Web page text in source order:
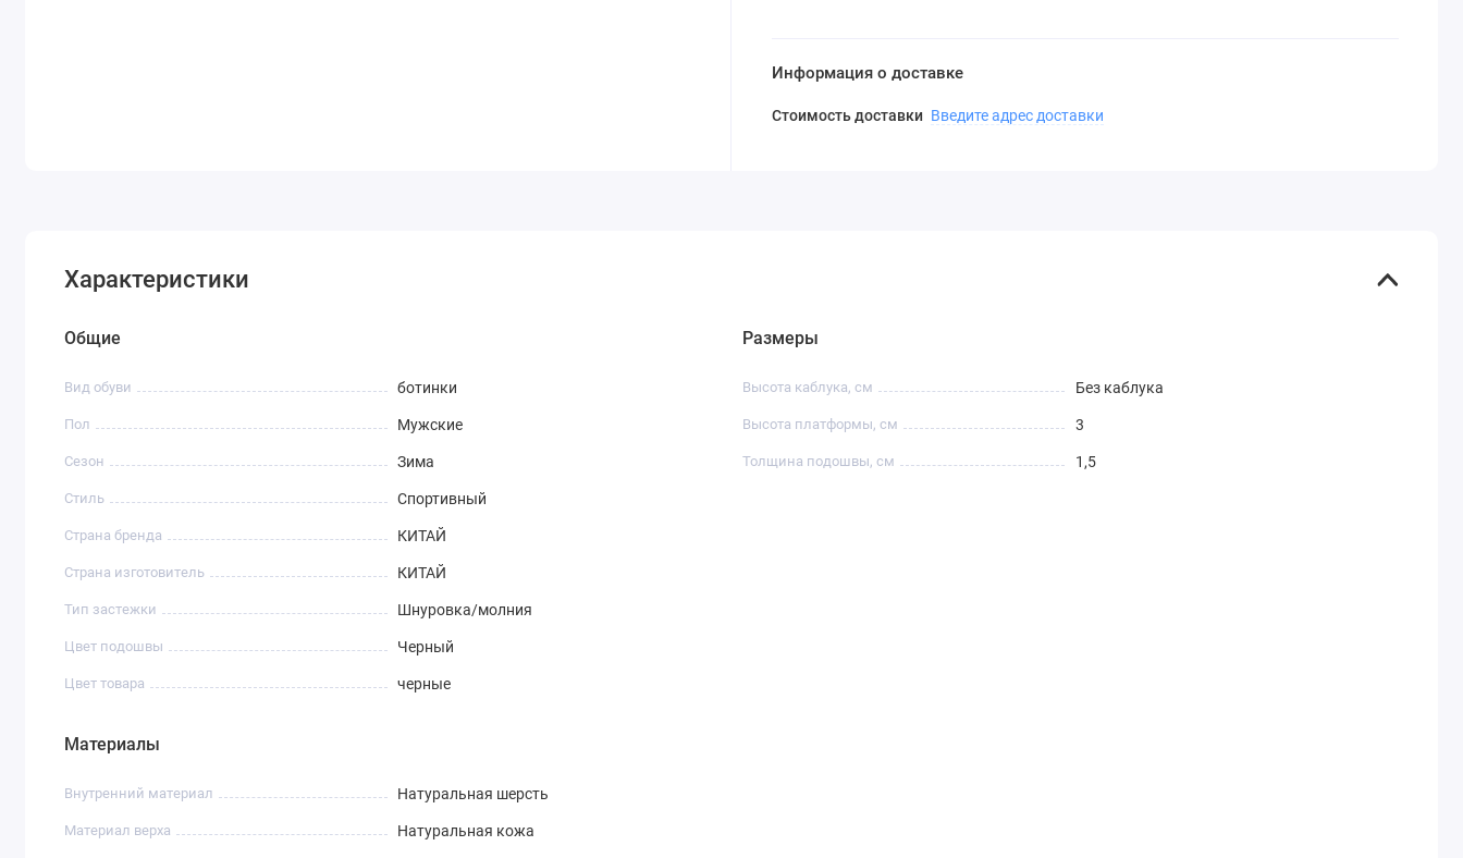
Информация о доставке
Стоимость доставки Введите адрес доставки
Характеристики
Общие
Вид обуви ботинки
Пол Мужские
Сезон Зима
Стиль Спортивный
Страна бренда КИТАЙ
Страна изготовитель КИТАЙ
Тип застежки Шнуровка/молния
Цвет подошвы Черный
Цвет товара черные
Размеры
Высота каблука, см Без каблука
Высота платформы, см 3
Толщина подошвы, см 1,5
Материалы
Внутренний материал Натуральная шерсть
Материал верха Натуральная кожа